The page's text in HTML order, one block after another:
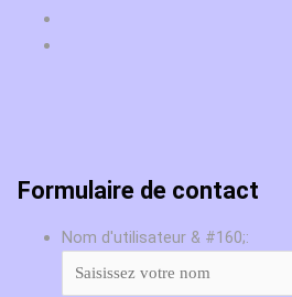
Formulaire de contact
Nom d'utilisateur & #160;: